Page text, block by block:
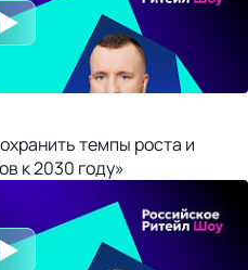
темпы роста и
к 2030 году»